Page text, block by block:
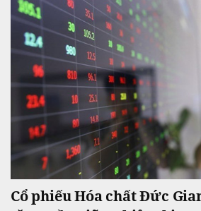
Cổ phiếu Hóa chất Đức